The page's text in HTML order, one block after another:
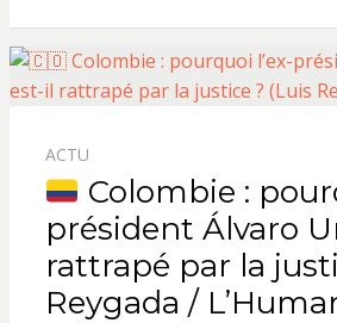
ACTU
Colombie :
président Álvaro
rattrapé par la
Reygada /